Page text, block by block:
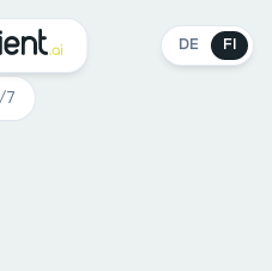
DE FI
7